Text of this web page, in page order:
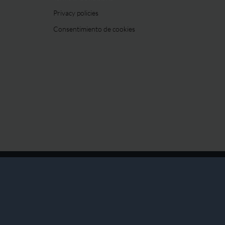
Privacy policies
Consentimiento de cookies